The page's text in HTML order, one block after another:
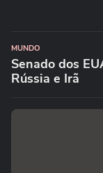
MUNDO
Senado dos
Rússia e Irã